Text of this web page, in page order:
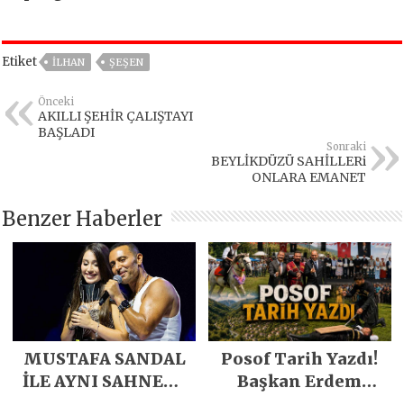
Etiket ILHAN ŞEŞEN
Önceki
AKILLI ŞEHİR ÇALIŞTAYI
BAŞLADI
Sonraki
BEYLİKDÜZÜ SAHİLLERi
ONLARA EMANET
Benzer Haberler
MUSTAFA SANDAL
İLE AYNI SAHNEDE
Posof Tarih Yazdı!
Başkan Erdem